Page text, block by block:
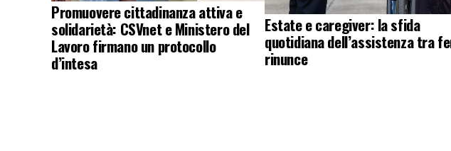
Promuovere cittadinanza attiva e
solidarietà: CSVnet e Ministero del
Lavoro firmano un protocollo
d’intesa
Estate e caregiver: la sfida
quotidiana dell’assistenza tra
rinunce